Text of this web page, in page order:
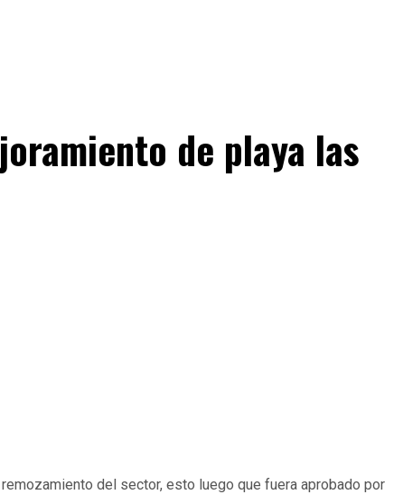
de playa las
del sector, esto luego que fuera aprobado por